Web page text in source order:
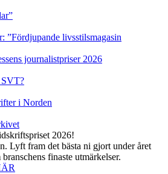
livsstilsmagasin
journalistpriser 2026
SVT?
i Norden
2026!
Lyft fram det bästa ni gjort under året
finaste utmärkelser.